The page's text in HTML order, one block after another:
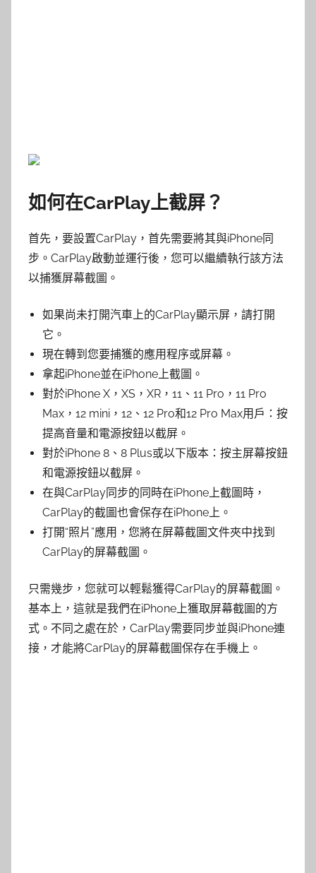
如何在CarPlay上截屏？
首先，要設置CarPlay，首先需要將其與iPhone同
步。CarPlay啟動並運行後，您可以繼續執行該方法
以捕獲屏幕截圖。
如果尚未打開汽車上的CarPlay顯示屏，請打開
它。
現在轉到您要捕獲的應用程序或屏幕。
拿起iPhone並在iPhone上截圖。
對於iPhone X，XS，XR，11、11 Pro，11 Pro
Max，12 mini，12、12 Pro和12 Pro Max用戶：按
提高音量和電源按鈕以截屏。
對於iPhone 8、8 Plus或以下版本：按主屏幕按鈕
和電源按鈕以截屏。
在與CarPlay同步的同時在iPhone上截圖時，
CarPlay的截圖也會保存在iPhone上。
打開“照片”應用，您將在屏幕截圖文件夾中找到
CarPlay的屏幕截圖。
只需幾步，您就可以輕鬆獲得CarPlay的屏幕截圖。
基本上，這就是我們在iPhone上獲取屏幕截圖的方
式。不同之處在於，CarPlay需要同步並與iPhone連
接，才能將CarPlay的屏幕截圖保存在手機上。